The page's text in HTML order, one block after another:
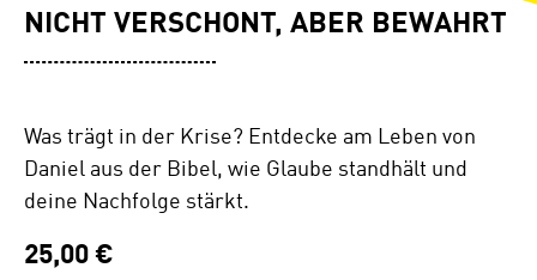
NICHT VERSCHONT, ABER BEWAHRT
Was trägt in der Krise? Entdecke am Leben von
Daniel aus der Bibel, wie Glaube standhält und
deine Nachfolge stärkt.
25,00 €